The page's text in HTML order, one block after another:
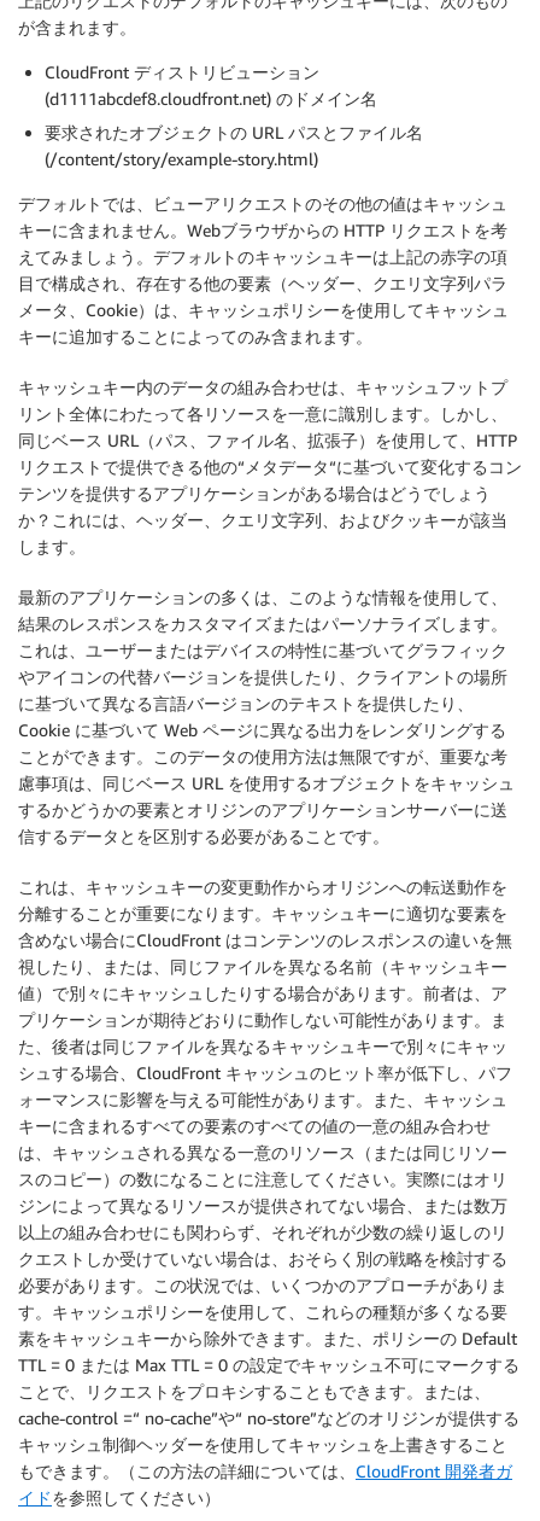
が含まれます。
CloudFront ディストリビューション
(d1111abcdef8.cloudfront.net) のドメイン名
要求されたオブジェクトの URL パスとファイル名
(/content/story/example-story.html)
デフォルトでは、ビューアリクエストのその他の値はキャッシュ
キーに含まれません。Webブラウザからの HTTP リクエストを考
えてみましょう。デフォルトのキャッシュキーは上記の赤字の項
目で構成され、存在する他の要素（ヘッダー、クエリ文字列パラ
メータ、Cookie）は、キャッシュポリシーを使用してキャッシュ
キーに追加することによってのみ含まれます。
キャッシュキー内のデータの組み合わせは、キャッシュフットプ
リント全体にわたって各リソースを一意に識別します。しかし、
同じベース URL（パス、ファイル名、拡張子）を使用して、HTTP
リクエストで提供できる他の“メタデータ“に基づいて変化するコン
テンツを提供するアプリケーションがある場合はどうでしょう
か？これには、ヘッダー、クエリ文字列、およびクッキーが該当
します。
最新のアプリケーションの多くは、このような情報を使用して、
結果のレスポンスをカスタマイズまたはパーソナライズします。
これは、ユーザーまたはデバイスの特性に基づいてグラフィック
やアイコンの代替バージョンを提供したり、クライアントの場所
に基づいて異なる言語バージョンのテキストを提供したり、
Cookie に基づいて Web ページに異なる出力をレンダリングする
ことができます。このデータの使用方法は無限ですが、重要な考
慮事項は、同じベース URL を使用するオブジェクトをキャッシュ
するかどうかの要素とオリジンのアプリケーションサーバーに送
信するデータとを区別する必要があることです。
これは、キャッシュキーの変更動作からオリジンへの転送動作を
分離することが重要になります。キャッシュキーに適切な要素を
含めない場合にCloudFront はコンテンツのレスポンスの違いを無
視したり、または、同じファイルを異なる名前（キャッシュキー
値）で別々にキャッシュしたりする場合があります。前者は、ア
プリケーションが期待どおりに動作しない可能性があります。ま
た、後者は同じファイルを異なるキャッシュキーで別々にキャッ
シュする場合、CloudFront キャッシュのヒット率が低下し、パフ
ォーマンスに影響を与える可能性があります。また、キャッシュ
キーに含まれるすべての要素のすべての値の一意の組み合わせ
は、キャッシュされる異なる一意のリソース（または同じリソー
スのコピー）の数になることに注意してください。実際にはオリ
ジンによって異なるリソースが提供されてない場合、または数万
以上の組み合わせにも関わらず、それぞれが少数の繰り返しのリ
クエストしか受けていない場合は、おそらく別の戦略を検討する
必要があります。この状況では、いくつかのアプローチがありま
す。キャッシュポリシーを使用して、これらの種類が多くなる要
素をキャッシュキーから除外できます。また、ポリシーの Default
TTL = 0 または Max TTL = 0 の設定でキャッシュ不可にマークする
ことで、リクエストをプロキシすることもできます。または、
cache-control =“ no-cache”や“ no-store”などのオリジンが提供する
キャッシュ制御ヘッダーを使用してキャッシュを上書きすること
もできます。（この方法の詳細については、 CloudFront 開発者ガ
イドを参照してください）